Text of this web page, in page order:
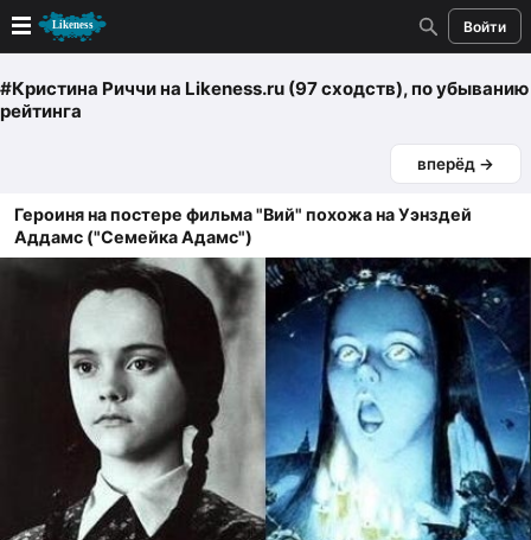
Войти
Новые
Голосование
Кандидаты
Случайное сходство 👍
Создать сходство
Для публикации необходима авторизация
Поиск
#Кристина Риччина Likeness.ru (97 сходств), по убыванию
рейтинга
вперёд →
Героиня на постере фильма "Вий" похожа на Уэнздей
Аддамс ("Семейка Адамс")